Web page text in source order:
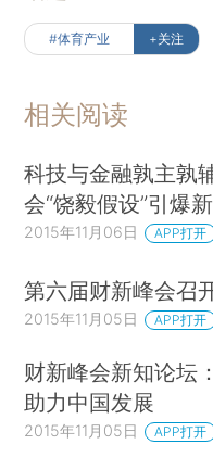
#体育产业 +关注
相关阅读
科技与金融孰主孰
会“饶毅假设”引爆
2015年11月06日 APP打开
第六届财新峰会召
2015年11月05日 APP打开
财新峰会新知论坛
助力中国发展
2015年11月05日 APP打开